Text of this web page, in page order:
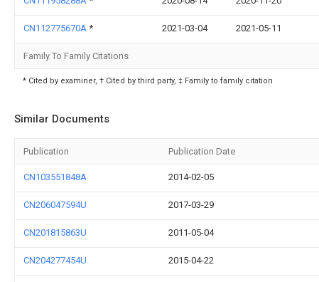
CN112775670A * 2021-03-04 2021-05-11
Family To Family Citations
* Cited by examiner, † Cited by third party, ‡ Family to family citation
Similar Documents
Publication Publication Date
CN103551848A 2014-02-05
CN206047594U 2017-03-29
CN201815863U 2011-05-04
CN204277454U 2015-04-22